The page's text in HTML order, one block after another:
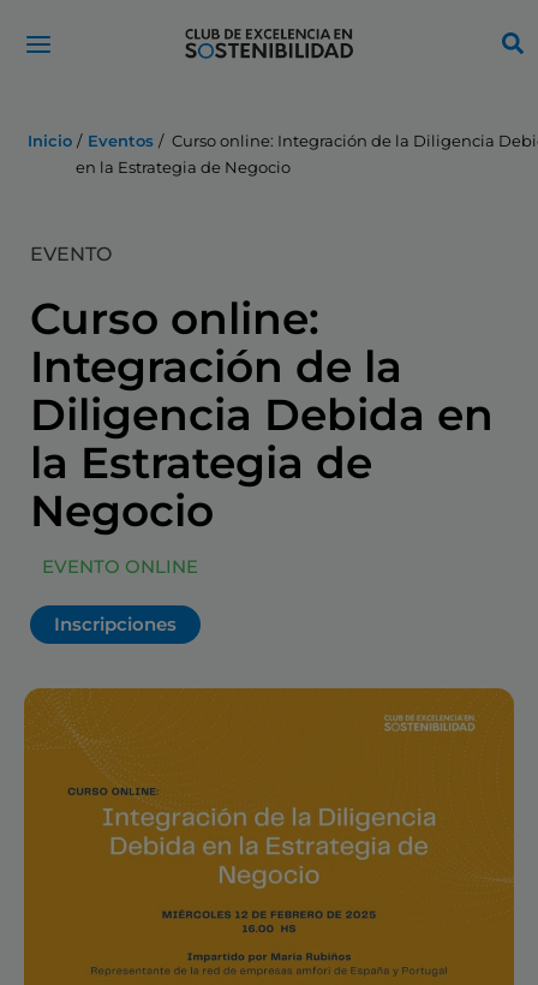
Inicio Eventos
Curso online: Integración de la Diligencia
en la Estrategia de Negocio
EVENTO
Curso online:
Integración de la
Diligencia Debida en
la Estrategia de
Negocio
EVENTO ONLINE
Inscripciones